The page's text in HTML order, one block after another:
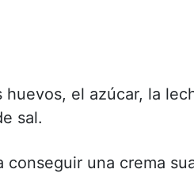
el azúcar, la
sal.
una crema